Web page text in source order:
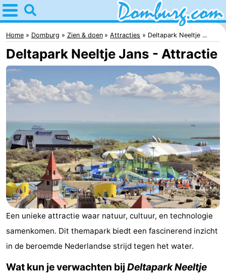
Home
Domburg
Tips
Voor
kinderen
Webcam
Webcam
Webcam
Strand
Overnachten
Appartementen
-
Loverendale
Résidence
Bed
Home Domburg Zien & doen Attracties Deltapark Neeltje ...
Deltapark Neeltje Jans - Attractie
Een unieke attractie waar natuur, cultuur, en technologie
samenkomen. Dit themapark biedt een fascinerend inzicht
in de beroemde Nederlandse strijd tegen het water.
Wat kun je verwachten bij Deltapark Neeltje